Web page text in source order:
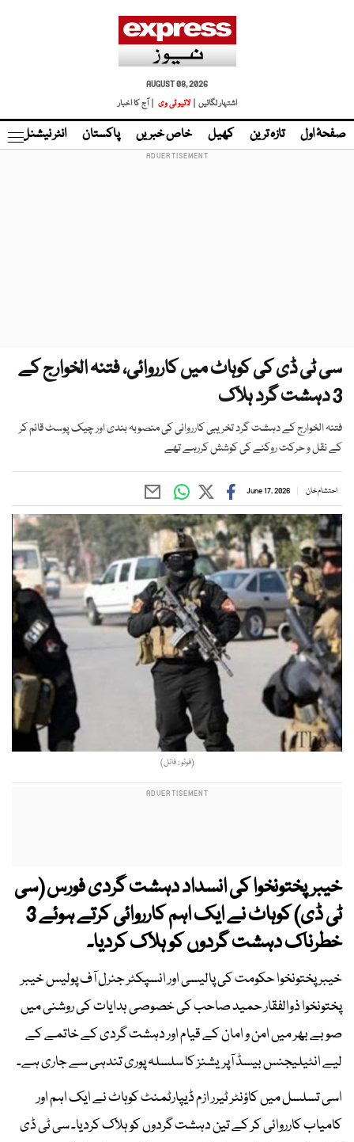
AUGUST 08, 2026
اشتہار لگائیں |
لائیو ٹی وی | آج کا اخبار
صفحۂ اول تازہ ترین کھیل خاص خبریں پاکستان انٹر نیشنل
سی ٹی ڈی کی کوہاٹ میں کارروائی، فتنہ الخوارج کے
3 دہشت گرد ہلاک
فتنہ الخوارج کے دہشت گرد تخریبی کارروائی کی منصوبہ بندی اور چیک پوسٹ قائم کر
کے نقل و حرکت روکنے کی کوشش کررہے تھے
احتشام خان June 17, 2026
(فوٹو : فائل)
خیبرپختونخوا کی انسداد دہشت گردی فورس (سی
ٹی ڈی) کوہاٹ نے ایک اہم کارروائی کرتے ہوئے 3
خطرناک دہشت گردوں کو ہلاک کردیا۔
خیبر پختونخوا حکومت کی پالیسی اور انسپکٹر جنرل آف پولیس خیبر
پختونخوا ذوالفقار حمید صاحب کی خصوصی ہدایات کی روشنی میں
صوبے بھر میں امن و امان کے قیام اور دہشت گردی کے خاتمے کے
لیے انٹیلیجنس بیسڈ آپریشنز کا سلسلہ پوری تندہی سے جاری ہے۔
اسی تسلسل میں کاؤنٹر ٹیرر ازم ڈیپارٹمنٹ کوہاٹ نے ایک اہم اور
کامیاب کارروائی کر کے تین دہشت گردوں کو ہلاک کردیا۔ سی ٹی ڈی